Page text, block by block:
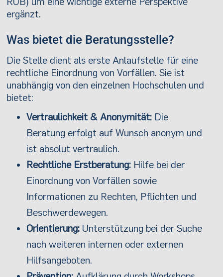
ergänzt.
Was bietet die Beratungsstelle?
Die Stelle dient als erste Anlaufstelle für eine
rechtliche Einordnung von Vorfällen. Sie ist
unabhängig von den einzelnen Hochschulen und
bietet:
Vertraulichkeit & Anonymität: Die
Beratung erfolgt auf Wunsch anonym und
ist absolut vertraulich.
Rechtliche Erstberatung: Hilfe bei der
Einordnung von Vorfällen sowie
Informationen zu Rechten, Pflichten und
Beschwerdewegen.
Orientierung: Unterstützung bei der Suche
nach weiteren internen oder externen
Hilfsangeboten.